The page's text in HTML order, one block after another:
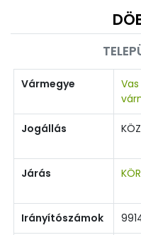
Vármegye
Vas
Jogállás
Járás
Irányítószámok